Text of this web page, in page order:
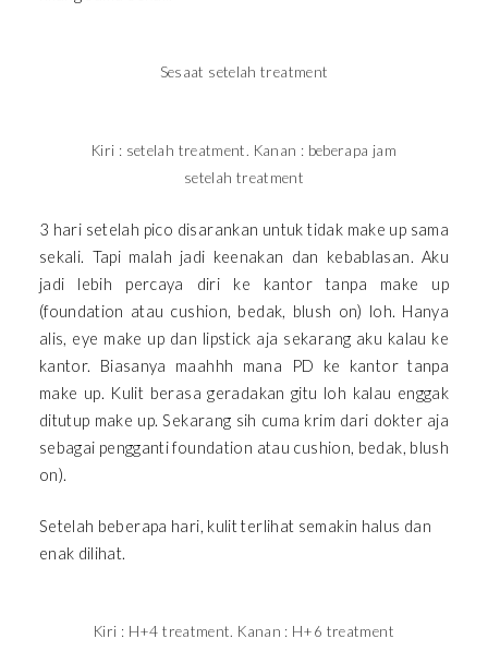
Sesaat setelah treatment
Kiri : setelah treatment. Kanan : beberapa jam
setelah treatment
3 hari setelah pico disarankan untuk tidak make up sama
sekali. Tapi malah jadi keenakan dan kebablasan. Aku
jadi lebih percaya diri ke kantor tanpa make up
(foundation atau cushion, bedak, blush on) loh. Hanya
alis, eye make up dan lipstick aja sekarang aku kalau ke
kantor. Biasanya maahhh mana PD ke kantor tanpa
make up. Kulit berasa geradakan gitu loh kalau enggak
ditutup make up. Sekarang sih cuma krim dari dokter aja
sebagai pengganti foundation atau cushion, bedak, blush
on).
Setelah beberapa hari, kulit terlihat semakin halus dan
enak dilihat.
Kiri : H+4 treatment. Kanan : H+6 treatment